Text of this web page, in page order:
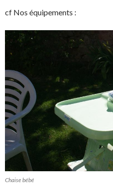
cf Nos équipements :
Chaise bébé